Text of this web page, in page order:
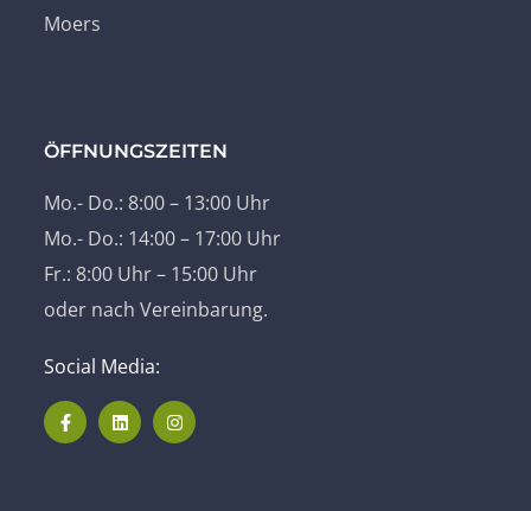
Moers
ÖFFNUNGSZEITEN
Mo.- Do.: 8:00 – 13:00 Uhr
Mo.- Do.: 14:00 – 17:00 Uhr
Fr.: 8:00 Uhr – 15:00 Uhr
oder nach Vereinbarung.
Social Media: